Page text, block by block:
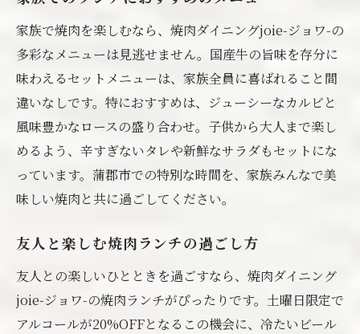
リング
土曜日限定プランでのアルコールの楽しみ
方
焼肉とアルコールの相乗効果を楽しむ
特別なプランで楽しむ焼肉ランチ
土曜日の昼下がりにぴったりの組み合わせ
家族で焼肉を楽しむなら、焼肉ダイニングjoie-ジョワ-の
多彩なメニューは見逃せません。国産牛の旨味を存分に
味わえるセットメニューは、家族全員に喜ばれること間
違いなしです。特におすすめは、ジューシーなカルビと
風味豊かなロースの盛り合わせ。子供から大人まで楽し
めるよう、辛すぎないタレや新鮮なサラダもセットにな
っています。蒲郡市での特別な時間を、家族みんなで美
味しい焼肉と共に過ごしてください。
友人と楽しむ焼肉ランチの過ごし方
友人との楽しいひとときを過ごすなら、焼肉ダイニング
joie-ジョワ-の焼肉ランチがぴったりです。土曜日限定で
アルコールが20%OFFとなるこの機会に、冷たいビール